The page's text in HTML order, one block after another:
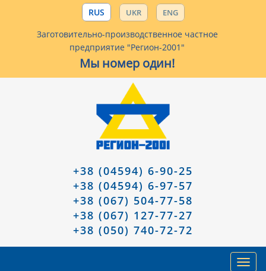
RUS UKR ENG
Заготовительно-производственное частное
предприятие "Регион-2001"
Мы номер один!
+38 (04594) 6-90-25
+38 (04594) 6-97-57
+38 (067) 504-77-58
+38 (067) 127-77-27
+38 (050) 740-72-72